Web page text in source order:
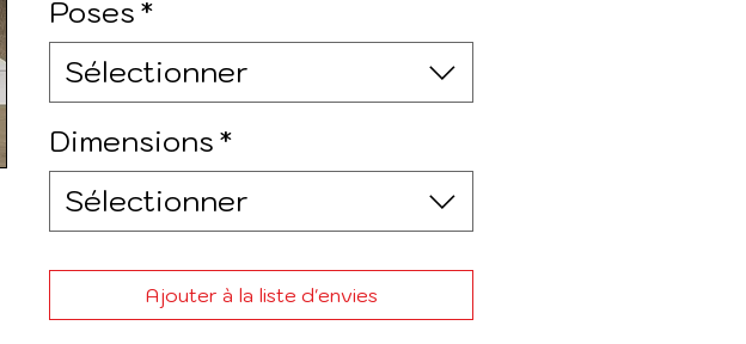
Poses*
Sélectionner
Dimensions*
Sélectionner
Ajouter à la liste d'envies